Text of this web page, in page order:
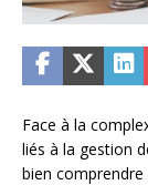
Face à la
liés à la gestion
bien comprendre